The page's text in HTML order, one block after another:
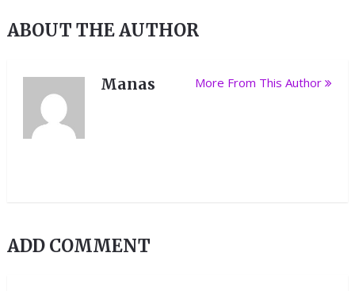
ABOUT THE AUTHOR
Manas More From This Author
ADD COMMENT